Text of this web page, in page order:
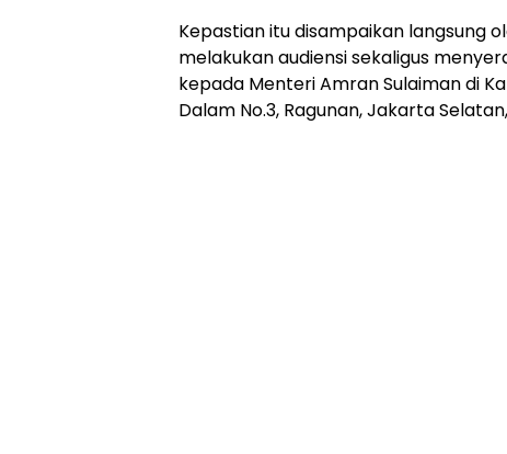
Kepastian itu disampaikan langsung
melakukan audiensi sekaligus
kepada Menteri Amran Sulaiman di
Dalam No.3, Ragunan, Jakarta